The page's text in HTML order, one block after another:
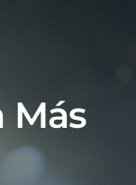
Más